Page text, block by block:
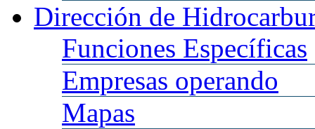
Dirección de
Funciones Específicas
Empresas operando
Mapas